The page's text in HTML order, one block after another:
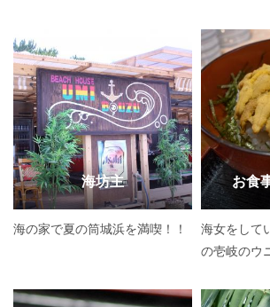
海坊主
海の家で夏の筒城浜を満喫！！
お食
海女をして
の壱岐のウ